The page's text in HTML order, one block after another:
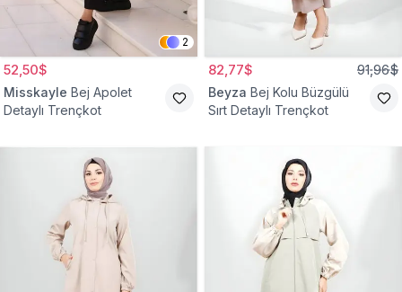
2
52,50$
Misskayle Bej Apolet
Detaylı Trençkot
82,77$ 91,96$
Beyza Bej Kolu Büzgülü
Sırt Detaylı Trençkot